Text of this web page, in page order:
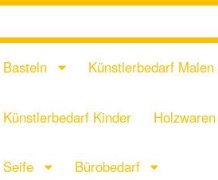
Basteln Künstlerbedarf Malen
Künstlerbedarf Kinder Holzwaren
Seife Bürobedarf